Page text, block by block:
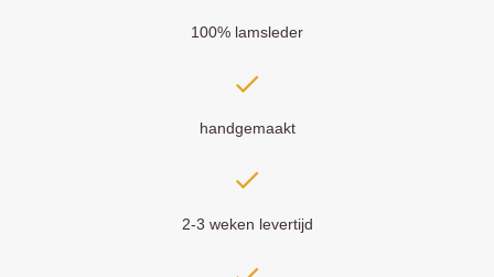
100% lamsleder
handgemaakt
2-3 weken levertijd